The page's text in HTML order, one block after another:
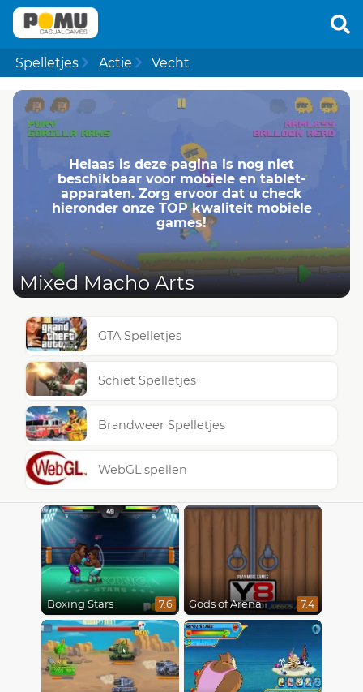
Spelletjes Actie Vecht
Helaas is deze pagina is nog niet
beschikbaar voor mobiele en tablet-
apparaten. Zorg ervoor dat u check
hieronder onze TOP kwaliteit mobiele
games!
Mixed Macho Arts
GTA Spelletjes
Schiet Spelletjes
Brandweer Spelletjes
WebGL spellen
Boxing Stars 7.6 Gods of Arena 7.4